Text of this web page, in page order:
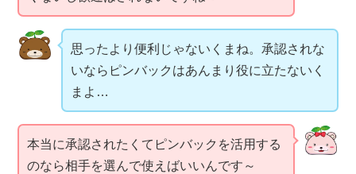
思ったより便利じゃないくまね。承認されな
いならピンバックはあんまり役に立たないく
まよ…
本当に承認されたくてピンバックを活用する
のなら相手を選んで使えばいいんです～